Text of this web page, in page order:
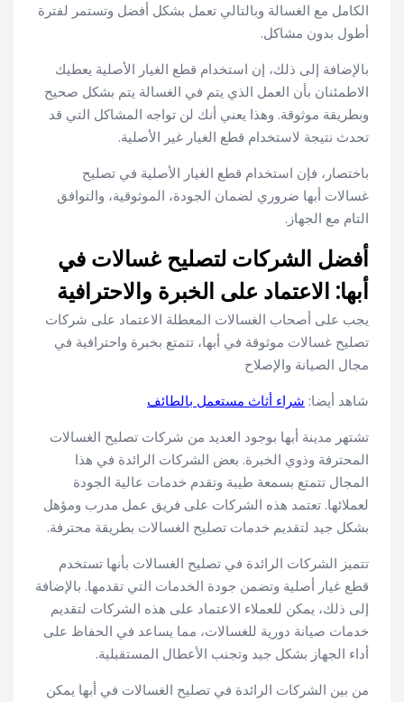
الكامل مع الغسالة وبالتالي تعمل بشكل أفضل وتستمر لفترة
أطول بدون مشاكل.
بالإضافة إلى ذلك، إن استخدام قطع الغيار الأصلية يعطيك
الاطمئنان بأن العمل الذي يتم في الغسالة يتم بشكل صحيح
وبطريقة موثوقة. وهذا يعني أنك لن تواجه المشاكل التي قد
تحدث نتيجة لاستخدام قطع الغيار غير الأصلية.
باختصار، فإن استخدام قطع الغيار الأصلية في تصليح
غسالات أبها ضروري لضمان الجودة، الموثوقية، والتوافق
التام مع الجهاز.
أفضل الشركات لتصليح غسالات في
أبها: الاعتماد على الخبرة والاحترافية
يجب على أصحاب الغسالات المعطلة الاعتماد على شركات
تصليح غسالات موثوقة في أبها، تتمتع بخبرة واحترافية في
مجال الصيانة والإصلاح
شاهد أيضا: شراء أثاث مستعمل بالطائف
تشتهر مدينة أبها بوجود العديد من شركات تصليح الغسالات
المحترفة وذوي الخبرة. بعض الشركات الرائدة في هذا
المجال تتمتع بسمعة طيبة وتقدم خدمات عالية الجودة
لعملائها. تعتمد هذه الشركات على فريق عمل مدرب ومؤهل
بشكل جيد لتقديم خدمات تصليح الغسالات بطريقة محترفة.
تتميز الشركات الرائدة في تصليح الغسالات بأنها تستخدم
قطع غيار أصلية وتضمن جودة الخدمات التي تقدمها. بالإضافة
إلى ذلك، يمكن للعملاء الاعتماد على هذه الشركات لتقديم
خدمات صيانة دورية للغسالات، مما يساعد في الحفاظ على
أداء الجهاز بشكل جيد وتجنب الأعطال المستقبلية.
من بين الشركات الرائدة في تصليح الغسالات في أبها يمكن